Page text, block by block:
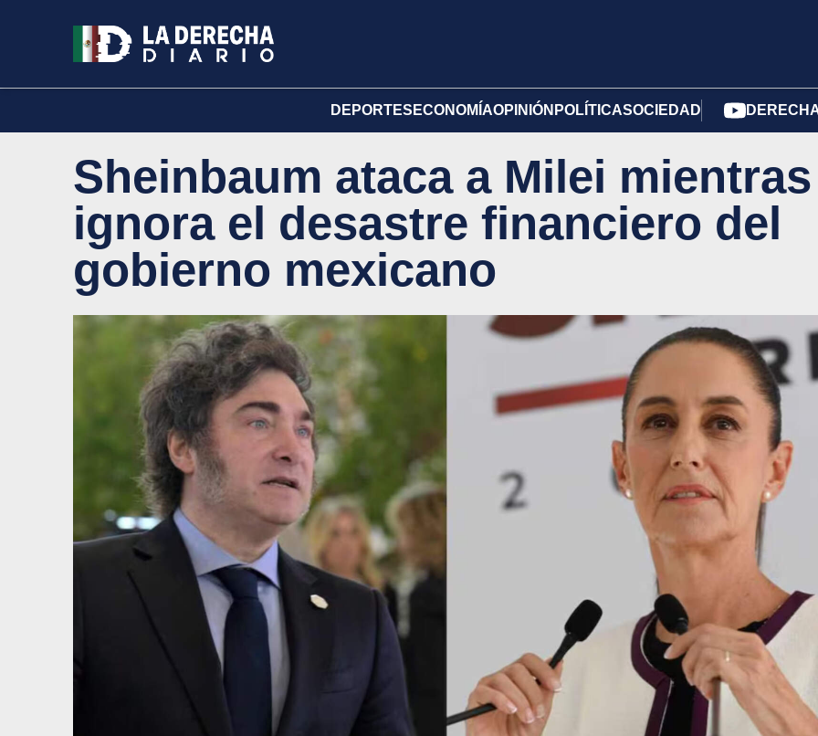
DEPORTES ECONOMÍAOPINIÓN POLÍTICASOCIEDAD
Sheinbaum ataca a Milei mientras
ignora el desastre financiero del
gobierno mexicano